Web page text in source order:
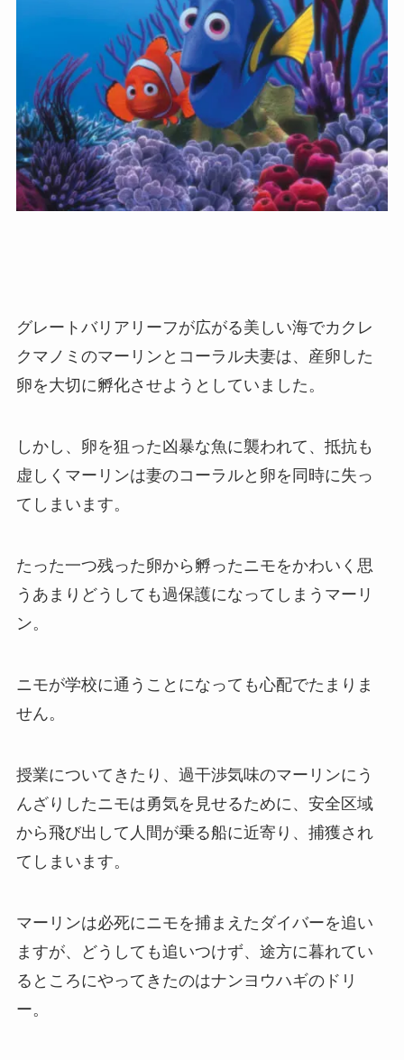
グレートバリアリーフが広がる美しい海でカクレ
クマノミのマーリンとコーラル夫妻は、産卵した
卵を大切に孵化させようとしていました。
しかし、卵を狙った凶暴な魚に襲われて、抵抗も
虚しくマーリンは妻のコーラルと卵を同時に失っ
てしまいます。
たった一つ残った卵から孵ったニモをかわいく思
うあまりどうしても過保護になってしまうマーリ
ン。
ニモが学校に通うことになっても心配でたまりま
せん。
授業についてきたり、過干渉気味のマーリンにう
んざりしたニモは勇気を見せるために、安全区域
から飛び出して人間が乗る船に近寄り、捕獲され
てしまいます。
マーリンは必死にニモを捕まえたダイバーを追い
ますが、どうしても追いつけず、途方に暮れてい
るところにやってきたのはナンヨウハギのドリ
ー。